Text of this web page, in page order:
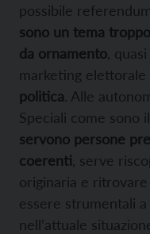
possibile
sono un tema
da ornamento ,
marketing elettorale
politica. Alle
Speciali come sono
servono persone
coerenti , serve
originaria e
essere strumentali
nell’attuale